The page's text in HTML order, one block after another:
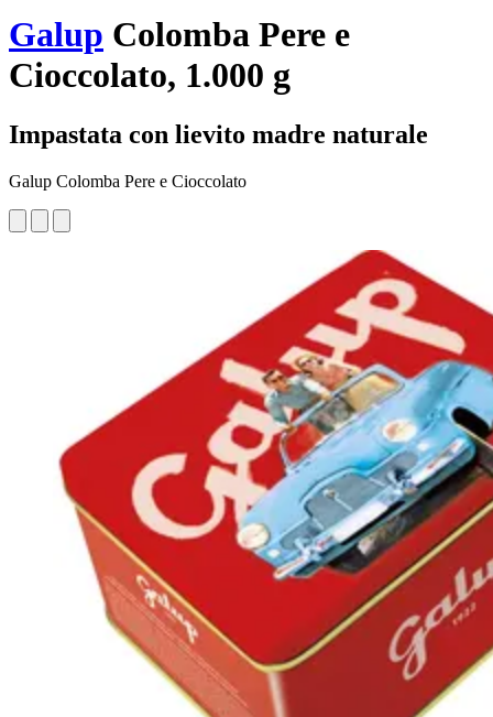
Galup Colomba Pere e
Cioccolato, 1.000 g
Impastata con lievito madre naturale
Galup Colomba Pere e Cioccolato